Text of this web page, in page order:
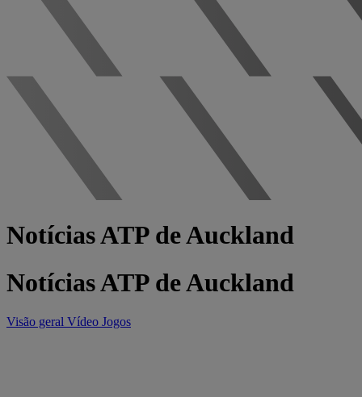
Notícias ATP de Auckland
Notícias ATP de Auckland
Visão geral Vídeo Jogos